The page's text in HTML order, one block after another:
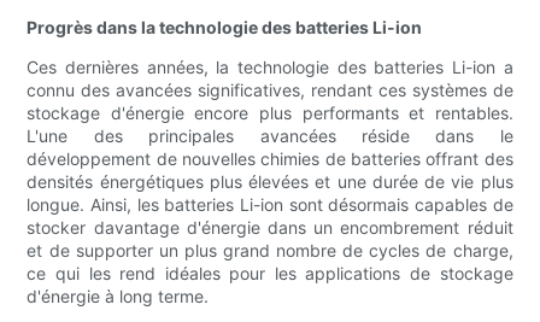
Progrès dans la technologie des batteries Li-ion
Ces dernières années, la technologie des batteries Li-ion a
connu des avancées significatives, rendant ces systèmes de
stockage d'énergie encore plus performants et rentables.
L'une des principales avancées réside dans le
développement de nouvelles chimies de batteries offrant des
densités énergétiques plus élevées et une durée de vie plus
longue. Ainsi, les batteries Li-ion sont désormais capables de
stocker davantage d'énergie dans un encombrement réduit
et de supporter un plus grand nombre de cycles de charge,
ce qui les rend idéales pour les applications de stockage
d'énergie à long terme.